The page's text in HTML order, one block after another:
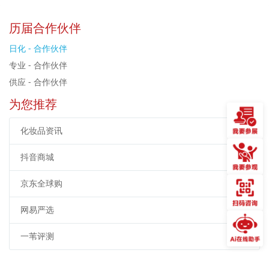
历届合作伙伴
日化 - 合作伙伴
专业 - 合作伙伴
供应 - 合作伙伴
为您推荐
化妆品资讯
抖音商城
京东全球购
网易严选
一苇评测